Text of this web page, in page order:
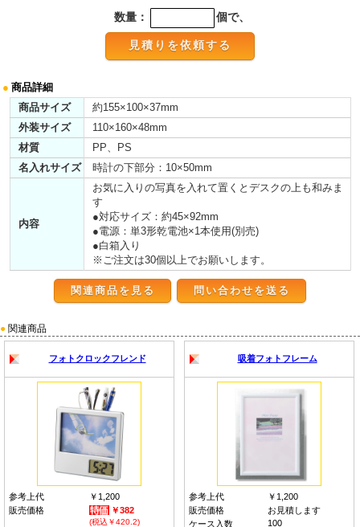
数量： 個で、
● 商品詳細
商品サイズ
約155×100×37mm
外装サイズ
110×160×48mm
材質
PP、PS
名入れサイズ
時計の下部分：10×50mm
内容
お気に入りの写真を入れて置くとデスクの上も和みま
す
●対応サイズ：約45×92mm
●電源：単3形乾電池×1本使用(別売)
●白箱入り
※ご注文は30個以上でお願いします。
関連商品を見る
● 関連商品
フォトクロックフレンド
参考上代
￥1,200
販売価格
￥382
(税込￥420.2)
吸着フォトフレーム
参考上代
￥1,200
販売価格
お見積します
ケース入数
100